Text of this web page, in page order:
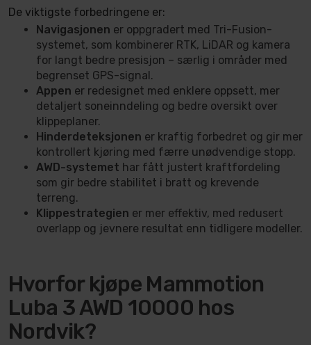
De viktigste forbedringene er:
Navigasjonen er oppgradert med Tri-Fusion-
systemet, som kombinerer RTK, LiDAR og kamera
for langt bedre presisjon – særlig i områder med
begrenset GPS-signal.
Appen er redesignet med enklere oppsett, mer
detaljert soneinndeling og bedre oversikt over
klippeplaner.
Hinderdeteksjonen er kraftig forbedret og gir mer
kontrollert kjøring med færre unødvendige stopp.
AWD-systemet har fått justert kraftfordeling
som gir bedre stabilitet i bratt og krevende
terreng.
Klippestrategien er mer effektiv, med redusert
overlapp og jevnere resultat enn tidligere modeller.
Hvorfor kjøpe Mammotion
Luba 3 AWD 10000 hos
Nordvik?